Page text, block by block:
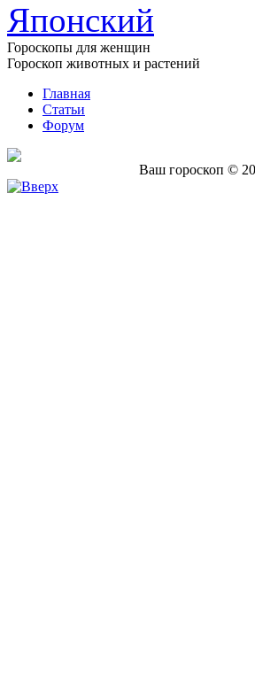
Японский
Гороскопы для женщин
Гороскоп животных и растений
Главная
Статьи
Форум
Ваш гороскоп ©